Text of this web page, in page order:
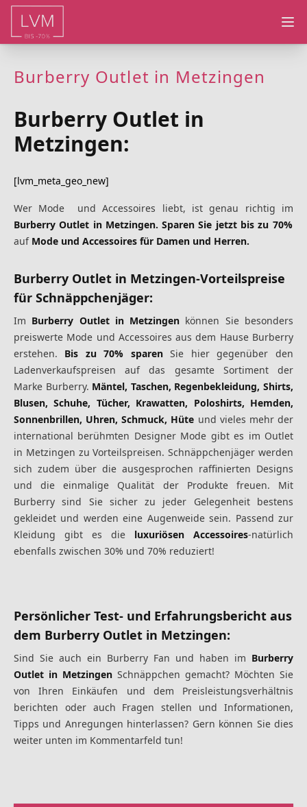
Burberry Outlet in Metzingen
Burberry Outlet in
Metzingen:
[lvm_meta_geo_new]
Wer Mode und Accessoires liebt, ist genau richtig im
Burberry Outlet in Metzingen.Sparen Sie jetzt bis zu 70%
aufMode und Accessoires für Damen und Herren.
Burberry Outlet in Metzingen-Vorteilspreise
für Schnäppchenjäger:
Im Burberry Outlet in Metzingen können Sie besonders
preiswerte Mode und Accessoires aus dem Hause Burberry
erstehen. Bis zu 70% sparenSie hier gegenüber den
Ladenverkaufspreisen auf das gesamte Sortiment der
Marke Burberry. Mäntel, Taschen, Regenbekleidung, Shirts,
Blusen, Schuhe, Tücher, Krawatten, Poloshirts, Hemden,
Sonnenbrillen, Uhren, Schmuck, Hüte und vieles mehr der
international berühmten Designer Mode gibt es im Outlet
in Metzingen zu Vorteilspreisen. Schnäppchenjäger werden
sich zudem über die ausgesprochen raffinierten Designs
und die einmalige Qualität der Produkte freuen. Mit
Burberry sind Sie sicher zu jeder Gelegenheit bestens
gekleidet und werden eine Augenweide sein. Passend zur
Kleidung gibt es die luxuriösen Accessoires-natürlich
ebenfalls zwischen 30% und 70% reduziert!
Persönlicher Test- und Erfahrungsbericht aus
dem Burberry Outlet in Metzingen:
Sind Sie auch ein Burberry Fan und haben im Burberry
Outlet in Metzingen Schnäppchen gemacht? Möchten Sie
von Ihren Einkäufen und dem Preisleistungsverhältnis
berichten oder auch Fragen stellen und Informationen,
Tipps und Anregungen hinterlassen? Gern können Sie dies
weiter unten im Kommentarfeld tun!